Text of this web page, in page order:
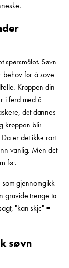
spørsmålet. Søvn
behov for å sove
Kroppen din
i ferd med å
det dannes
kroppen blir
er det ikke rart
vanlig. Men det
før.
gjennomgikk
gravide trenge to
"kan skje" =
søvn